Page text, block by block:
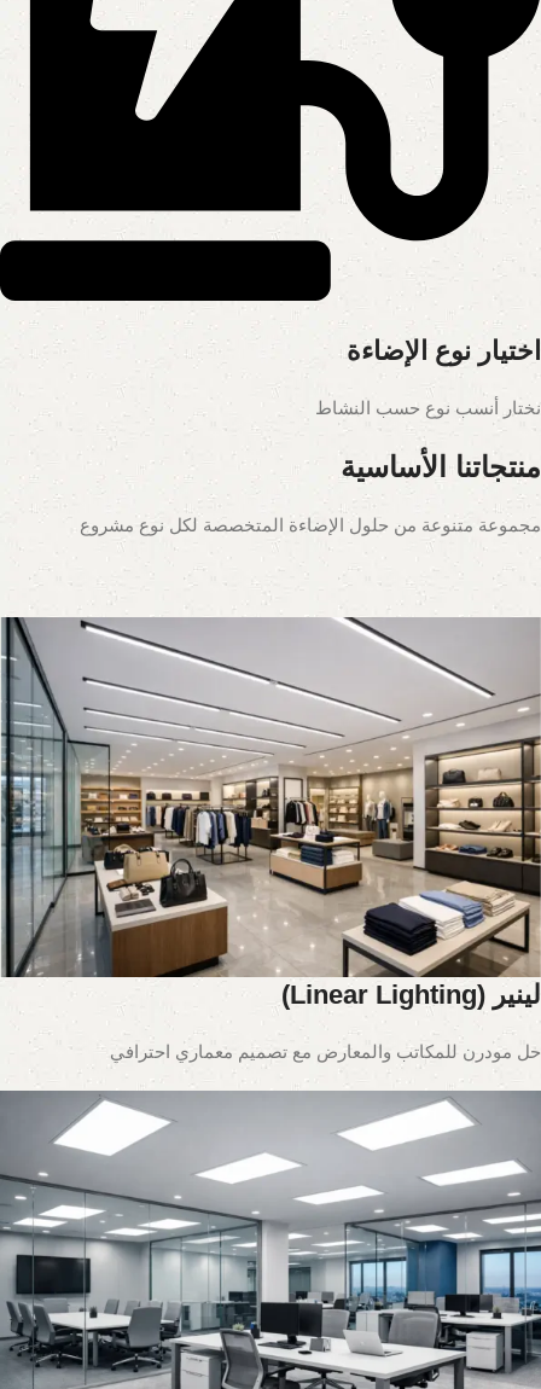
اختيار نوع الإضاءة
نختار أنسب نوع حسب النشاط
منتجاتنا الأساسية
مجموعة متنوعة من حلول الإضاءة المتخصصة لكل نوع مشروع
لينير (Linear Lighting)
حل مودرن للمكاتب والمعارض مع تصميم معماري احترافي